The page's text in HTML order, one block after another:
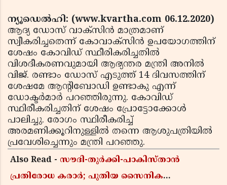
ന്യൂഡെല്‍ഹി: (www.kvartha.com 06.12.2020)
ആദ്യ ഡോസ് വാക്‌സിന്‍ മാത്രമാണ്
സ്വീകരിച്ചതെന്ന് കോവാക്‌സിന്‍ ഉപയോഗത്തിന്
ശേഷം കോവിഡ് സ്ഥീരികരിച്ചതില്‍
വിശദീകരണവുമായി ആഭ്യന്തര മന്ത്രി അനില്‍
വിജ്. രണ്ടാം ഡോസ് എടുത്ത് 14 ദിവസത്തിന്
ശേഷമേ ആന്റിബോഡി ഉണ്ടാകു എന്ന്
ഡോക്ടര്‍മാര്‍ പറഞ്ഞിരുന്നു. കോവിഡ്
സ്ഥിരീകരിച്ചതിന് ശേഷം പ്രോട്ടോക്കോള്‍
പാലിച്ചു. രോഗം സ്ഥിരീകരിച്ച്
അരമണിക്കൂറിനുള്ളില്‍ തന്നെ ആശുപത്രിയില്‍
പ്രവേശിച്ചെന്നും മന്ത്രി പറഞ്ഞു.
Also Read - സൗദി-തുർക്കി-പാകിസ്താൻ
പ്രതിരോധ കരാർ; പുതിയ സൈനിക